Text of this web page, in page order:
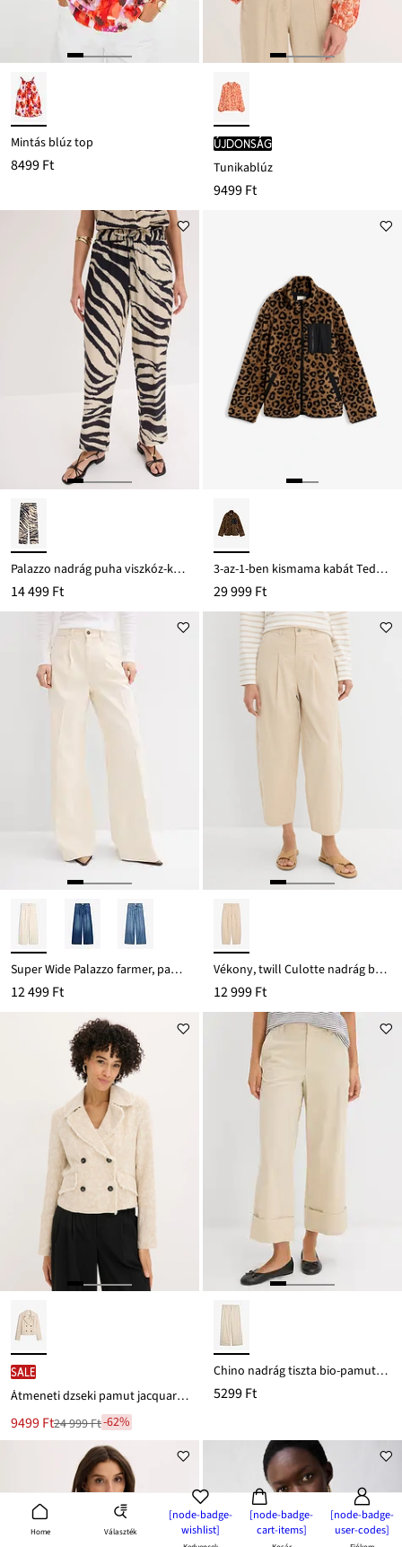
Home Választék
[node-badge-
wishlist]
[node-badge-
cart-items]
[node-badge-
user-codes]
Mintás blúz top
8499 Ft
újdonság
Tunikablúz
9499 Ft
Palazzo nadrág puha viszkóz-keverékből
14 499 Ft
3-az-1-ben kismama kabát Teddy-polár anyagból
29 999 Ft
Super Wide Palazzo farmer, pamut
12 499 Ft
Vékony, twill Culotte nadrág ballon hatással
12 999 Ft
SALE
Átmeneti dzseki pamut jacquard anyagból, lenvászonnal
Új
ár
9499 Ft
Leárazva24 999 Ft-62%
Chino nadrág tiszta bio-pamutból
5299 Ft